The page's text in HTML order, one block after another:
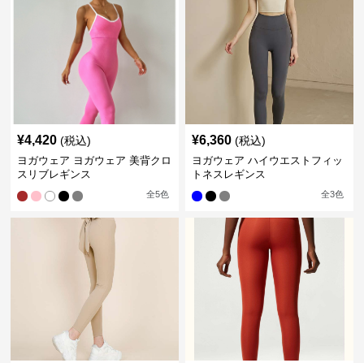
¥4,420 (税込)
ヨガウェア ヨガウェア 美背クロ
スリブレギンス
全5色
¥6,360 (税込)
ヨガウェア ハイウエストフィッ
トネスレギンス
全3色